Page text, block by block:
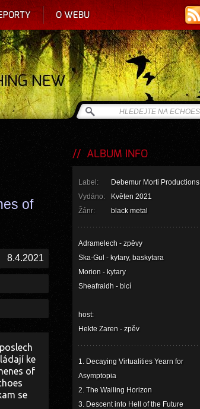
O WEBU
of
8.4.2021
ke
of
se
ALBUM INFO
Label:
Debemur Morti Productions
Vydáno:
Květen 2021
Žánr:
black metal
Adramelech - zpěvy
Ska-Gul - kytary, baskytara
Morion - kytary
Sheafraidh - bicí
host:
Hekte Zaren - zpěv
1. Decaying Virtualities Yearn for
Asymptopia
2. The Wailing Horizon
3. Descent into Hell of the Future